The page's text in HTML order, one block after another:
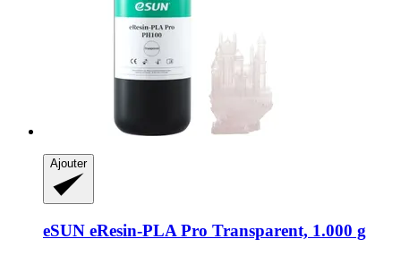
Ajouter
eSUN eResin-​PLA Pro Transparent, 1.000 g